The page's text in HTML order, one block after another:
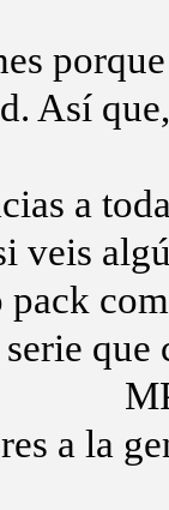
Así
a
veis
pack
a la